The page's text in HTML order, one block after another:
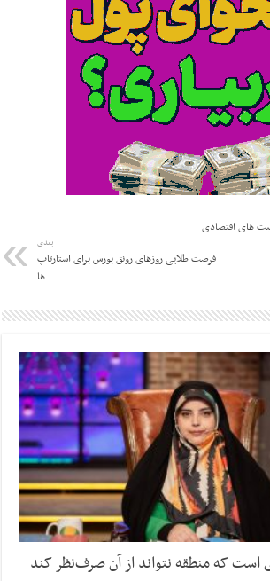
های اقتصادی
بعدی
فرصت طلایی روزهای رونق بورس برای استارتاپ
ها
است که منطقه نتواند از آن صرف‌نظر کند